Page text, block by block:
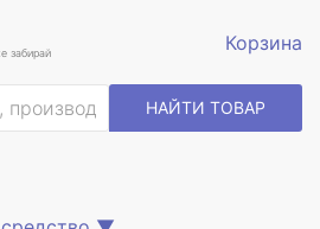
забирай Корзина
НАЙТИ ТОВАР